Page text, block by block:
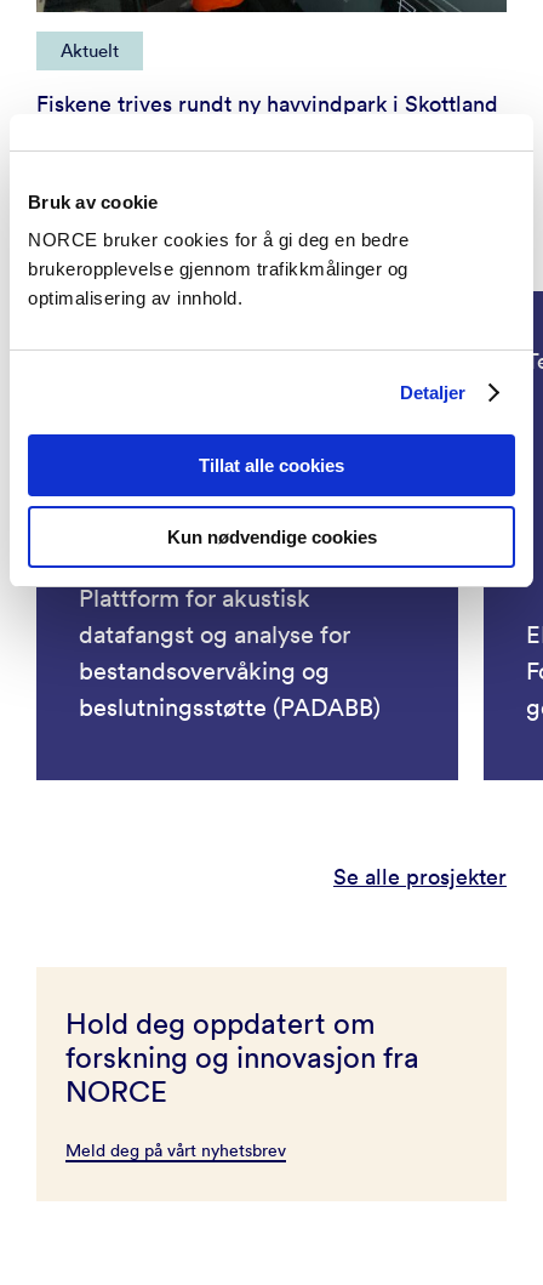
Bruk av cookie
NORCE bruker cookies for å gi deg en bedre
brukeropplevelse gjennom trafikkmålinger og
optimalisering av innhold.
Detaljer
Tillat alle cookies
Kun nødvendige cookies
Aktuelt
Fiskene trives rundt ny havvindpark i Skottland
Prosjekter
Plattform for akustisk
datafangst og analyse for
bestandsovervåking og
beslutningsstøtte (PADABB)
Se alle prosjekter
Hold deg oppdatert om
forskning og innovasjon fra
NORCE
Meld deg på vårt nyhetsbrev